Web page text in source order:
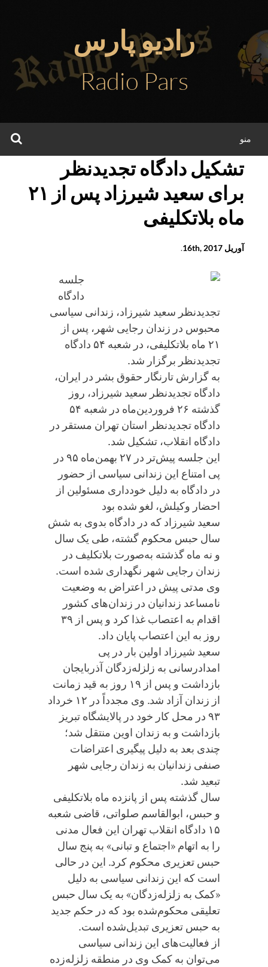
محتوا
رادیو پارس
Radio Pars
منو
تشکیل دادگاه تجدیدنظر
برای سعید شیرزاد پس از ۲۱
ماه بلاتکلیفی
آوریل 16th, 2017 .
جلسه
دادگاه
تجدیدنظر سعید شیرزاد، زندانی سیاسی
محبوس در زندان رجایی شهر، پس از
۲۱ ماه بلاتکلیفی، در شعبه ۵۴ دادگاه
تجدیدنظر برگزار شد.
به گزارش تارنگار حقوق بشر در ایران،
دادگاه تجدیدنظر سعید شیرزاد، روز
گذشته ۲۶ فروردین‌ماه در شعبه ۵۴
دادگاه تجدیدنظر استان تهران مستقر در
دادگاه انقلاب، تشکیل شد.
این جلسه پیش‌تر در ۲۷ بهمن‌ماه ۹۵ در
پی امتناع این زندانی سیاسی از حضور
در دادگاه به دلیل خودداری مسئولین از
احضار وکیلش، لغو شده بود
سعید شیرزاد که در دادگاه بدوی به شش
سال حبس محکوم گشته، طی یک سال
و نه ماه گذشته به‌صورت بلاتکلیف در
زندان رجایی شهر نگهداری شده است.
وی مدتی پیش در اعتراض به وضعیت
نامساعد زندانیان در زندان‌های کشور
اقدام به اعتصاب غذا کرد و پس از ۳۹
روز به این اعتصاب پایان داد.
سعید شیرزاد اولین بار در پی
امدادرسانی به زلزله‌زدگان آذربایجان
بازداشت و پس از ۱۹ روز به قید زمانت
از زندان آزاد شد. وی مجدداً در ۱۲ خرداد
۹۳ در محل کار خود در پالایشگاه تبریز
بازداشت و به زندان اوین منتقل شد؛
چندی بعد به دلیل پیگیری اعتراضات
صنفی زندانیان به زندان رجایی شهر
تبعید شد.
سال گذشته پس از پانزده ماه بلاتکلیفی
و حبس، ابوالقاسم صلواتی، قاضی شعبه
۱۵ دادگاه انقلاب تهران این فعال مدنی
را به اتهام «اجتماع و تبانی» به پنج سال
حبس تعزیری محکوم کرد. این در حالی
است که این زندانی سیاسی به دلیل
«کمک به زلزله‌زدگان» به یک سال حبس
تعلیقی محکوم‌شده بود که در حکم جدید
به حبس تعزیری تبدیل‌شده است.
از فعالیت‌های این زندانی سیاسی
می‌توان به کمک وی در منطقه زلزله‌زده